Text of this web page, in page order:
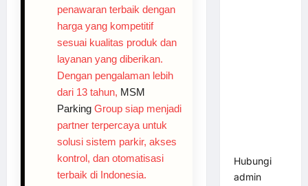
penawaran terbaik dengan
harga yang kompetitif
sesuai kualitas produk dan
layanan yang diberikan.
Dengan pengalaman lebih
dari 13 tahun, MSM
Parking Group siap menjadi
partner terpercaya untuk
solusi sistem parkir, akses
kontrol, dan otomatisasi
terbaik di Indonesia.
Hubungi
admin